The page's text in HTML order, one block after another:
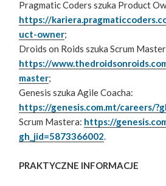
Pragmatic Coders szuka Product
https://
uct-owner;
Droids on Roids szuka Scrum
https://
master;
Genesis szuka Agile Coacha:
https://genesis.com.mt/careers/
Scrum Mastera: https://
gh_jid=5873366002.
PRAKTYCZNE INFORMACJE